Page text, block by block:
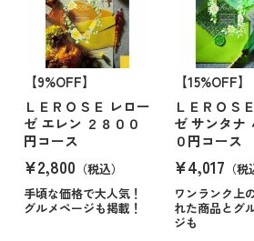
【9%OFF】
ＬＥＲＯＳＥ レロー
ゼ エレン ２８００
円コース
¥2,800 （税込）
手頃な価格で大人気！
グルメページも掲載！
【15%OFF】
ＬＥＲＯＳ
ゼ サンタナ
０円コース
¥4,017 （
ワンランク上
れた商品とグ
ジも